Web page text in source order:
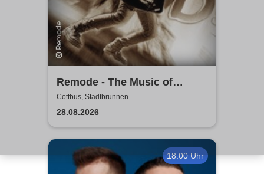
Remode - The Music of
Depeche Mode
Cottbus, Stadtbrunnen
28.08.2026
18:00 Uhr